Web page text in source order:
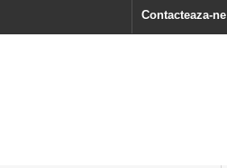
Contacteaza-ne